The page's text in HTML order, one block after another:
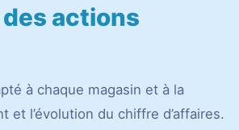
actions
à chaque magasin et à la
l’évolution du chiffre d’affaires.